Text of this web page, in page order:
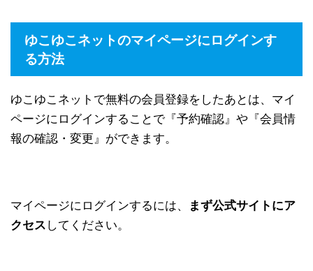
ゆこゆこネットのマイページにログインす
る方法
ゆこゆこネットで無料の会員登録をしたあとは、マイ
ページにログインすることで『予約確認』や『会員情
報の確認・変更』ができます。
マイページにログインするには、
まず公式サイトにア
クセス してください。